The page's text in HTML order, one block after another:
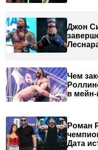
Джон
Чем
в мейн-
Роман
Дата